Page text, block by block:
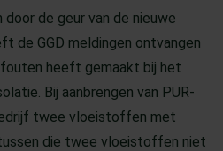
de geur van de nieuwe
de GGD meldingen ontvangen
heeft gemaakt bij het
Bij aanbrengen van PUR-
twee vloeistoffen met
die twee vloeistoffen niet